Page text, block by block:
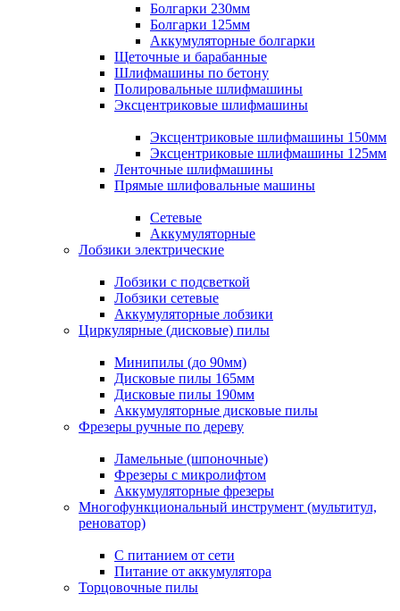
Болгарки 230мм
Болгарки 125мм
Аккумуляторные болгарки
Щеточные и барабанные
Шлифмашины по бетону
Полировальные шлифмашины
Эксцентриковые шлифмашины
Эксцентриковые шлифмашины 150мм
Эксцентриковые шлифмашины 125мм
Ленточные шлифмашины
Прямые шлифовальные машины
Сетевые
Аккумуляторные
Лобзики электрические
Лобзики с подсветкой
Лобзики сетевые
Аккумуляторные лобзики
Циркулярные (дисковые) пилы
Минипилы (до 90мм)
Дисковые пилы 165мм
Дисковые пилы 190мм
Аккумуляторные дисковые пилы
Фрезеры ручные по дереву
Ламельные (шпоночные)
Фрезеры с микролифтом
Аккумуляторные фрезеры
Многофункциональный инструмент (мультитул,
реноватор)
С питанием от сети
Питание от аккумулятора
Торцовочные пилы